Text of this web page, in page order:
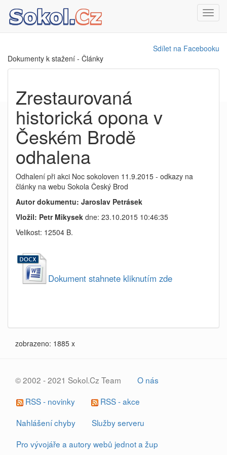
Sdílet na Facebooku
Dokumenty k stažení - Články
Zrestaurovaná
historická opona v
Českém Brodě
odhalena
Odhalení při akci Noc sokoloven 11.9.2015 - odkazy na
články na webu Sokola Český Brod
Autor dokumentu: Jaroslav Petrásek
Vložil: Petr Mikysek dne: 23.10.2015 10:46:35
Velikost: 12504 B.
Dokument stahnete kliknutím zde
zobrazeno: 1885 x
© 2002 - 2021 Sokol.Cz Team
O nás
RSS - novinky
RSS - akce
Nahlášení chyby
Služby serveru
Pro vývojáře a autory webů jednot a žup